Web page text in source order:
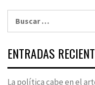
ENTRADAS
La política cabe en el